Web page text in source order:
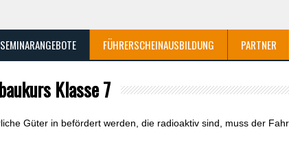
SEMINARANGEBOTE FÜHRERSCHEINAUSBILDUNG PARTNER
Klasse 7
Güter in befördert werden, die radioaktiv sind, muss der